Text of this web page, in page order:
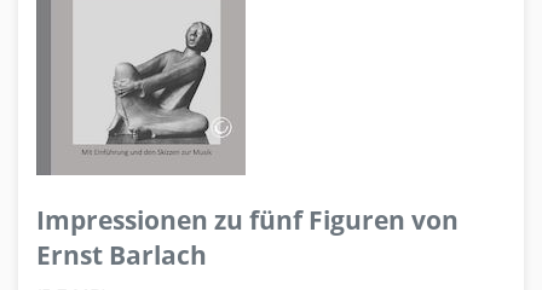
Impressionen zu fünf Figuren von
Ernst Barlach